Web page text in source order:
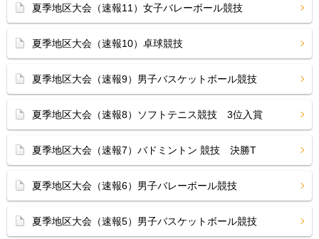
夏季地区大会（速報11）女子バレーボール競技
夏季地区大会（速報10）卓球競技
夏季地区大会（速報9）男子バスケットボール競技
夏季地区大会（速報8）ソフトテニス競技 3位入賞
夏季地区大会（速報7）バドミントン 競技 決勝T
夏季地区大会（速報6）男子バレーボール競技
夏季地区大会（速報5）男子バスケットボール競技